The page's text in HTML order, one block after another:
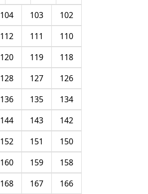
102
103
104
110
111
112
118
119
120
126
127
128
134
135
136
142
143
144
150
151
152
158
159
160
166
167
168